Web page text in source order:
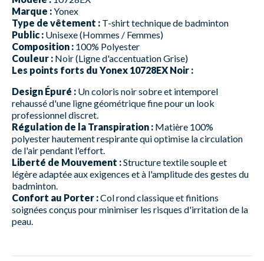
Marque :Yonex
Type de vêtement : T-shirt technique de badminton
Public : Unisexe (Hommes / Femmes)
Composition : 100% Polyester
Couleur : Noir (Ligne d'accentuation Grise)
Les points forts du Yonex 10728EX Noir :
Design Épuré : Un coloris noir sobre et intemporel
rehaussé d'une ligne géométrique fine pour un look
professionnel discret.
Régulation de la Transpiration : Matière 100%
polyester hautement respirante qui optimise la circulation
de l'air pendant l'effort.
Liberté de Mouvement :Structure textile souple et
légère adaptée aux exigences et à l'amplitude des gestes du
badminton.
Confort au Porter :Col rond classique et finitions
soignées conçus pour minimiser les risques d'irritation de la
peau.